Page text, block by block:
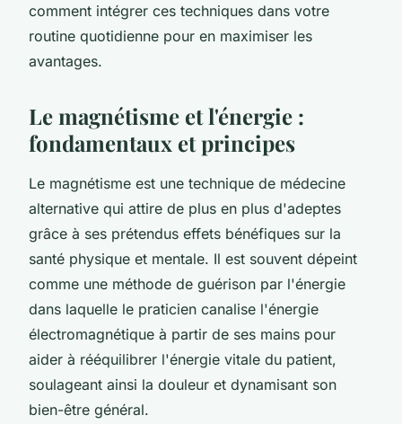
comment intégrer ces techniques dans votre
routine quotidienne pour en maximiser les
avantages.
Le magnétisme et l'énergie :
fondamentaux et principes
Le magnétisme est une technique de médecine
alternative qui attire de plus en plus d'adeptes
grâce à ses prétendus effets bénéfiques sur la
santé physique et mentale. Il est souvent dépeint
comme une méthode de guérison par l'énergie
dans laquelle le praticien canalise l'énergie
électromagnétique à partir de ses mains pour
aider à rééquilibrer l'énergie vitale du patient,
soulageant ainsi la douleur et dynamisant son
bien-être général.